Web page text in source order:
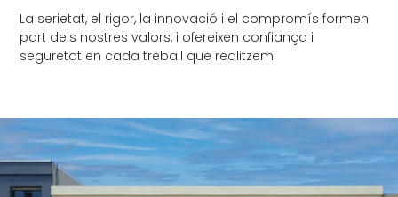
La serietat, el rigor, la innovació i el compromís formen
part dels nostres valors, i ofereixen confiança i
seguretat en cada treball que realitzem.